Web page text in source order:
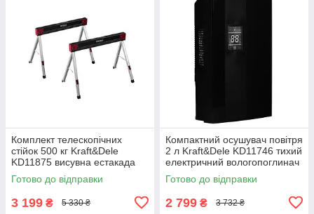
Комплект телескопічних
стійок 500 кг Kraft&Dele
KD11875 висувна естакада
Готово до відправки
3 199 ₴ 5 330 ₴
Компактний осушувач повітря
2 л Kraft&Dele KD11746 тихий
електричний вологопоглинач
Готово до відправки
2 799 ₴ 3 732 ₴